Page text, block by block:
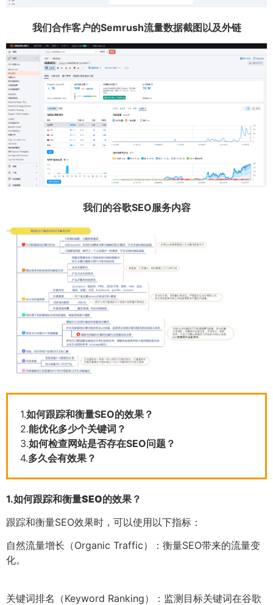
我们合作客户的Semrush流量数据截图以及外链
我们的谷歌SEO服务内容
1.如何跟踪和衡量SEO的效果？
2.能优化多少个关键词？
3.如何检查网站是否存在SEO问题？
4.多久会有效果？
1.如何跟踪和衡量SEO的效果？
跟踪和衡量SEO效果时，可以使用以下指标：
自然流量增长（Organic Traffic）：衡量SEO带来的流量变
化。
关键词排名（Keyword Ranking）：监测目标关键词在谷歌